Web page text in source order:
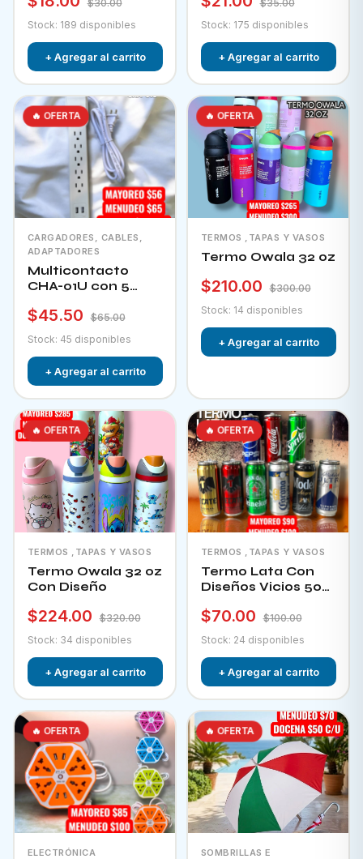
$30.00
Stock: 189 disponibles
+ Agregar al carrito
$35.00
Stock: 175 disponibles
+ Agregar al carrito
🔥 OFERTA
CARGADORES, CABLES,
ADAPTADORES
Multicontacto
CHA-01U con 5
puertos usb e
$45.50
$65.00
Stock: 45 disponibles
+ Agregar al carrito
🔥 OFERTA
TERMOS ,TAPAS Y VASOS
Termo Owala 32 oz
$210.00
$300.00
Stock: 14 disponibles
+ Agregar al carrito
🔥 OFERTA
TERMOS ,TAPAS Y VASOS
Termo Owala 32 oz
Con Diseño
$224.00
$320.00
Stock: 34 disponibles
+ Agregar al carrito
🔥 OFERTA
TERMOS ,TAPAS Y VASOS
Termo Lata Con
Diseños Vicios 500
$70.00
$100.00
Stock: 24 disponibles
+ Agregar al carrito
🔥 OFERTA
ELECTRÓNICA
🔥 OFERTA
SOMBRILLAS E